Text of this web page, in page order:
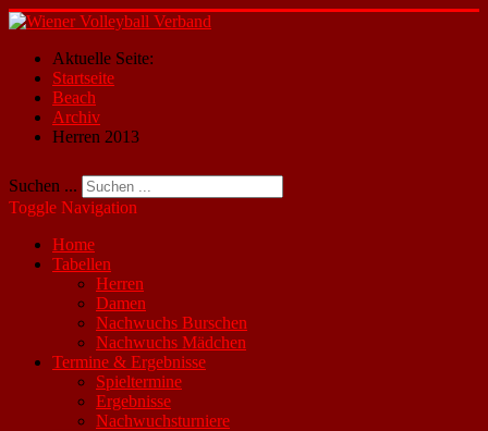
Aktuelle Seite:
Startseite
Beach
Archiv
Herren 2013
Suchen ...
Toggle Navigation
Home
Tabellen
Herren
Damen
Nachwuchs Burschen
Nachwuchs Mädchen
Termine & Ergebnisse
Spieltermine
Ergebnisse
Nachwuchsturniere